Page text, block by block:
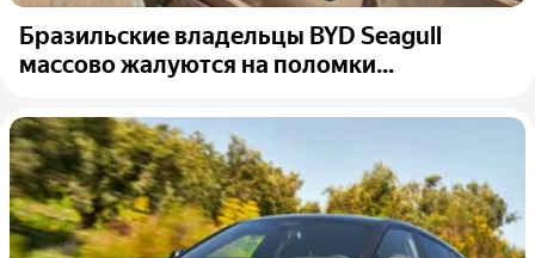
Бразильские владельцы BYD Seagull
массово жалуются на поломки...